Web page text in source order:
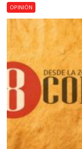
OPINIÓN